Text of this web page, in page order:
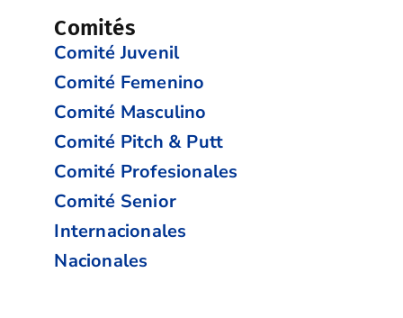
Comités
Comité Juvenil
Comité Femenino
Comité Masculino
Comité Pitch & Putt
Comité Profesionales
Comité Senior
Internacionales
Nacionales